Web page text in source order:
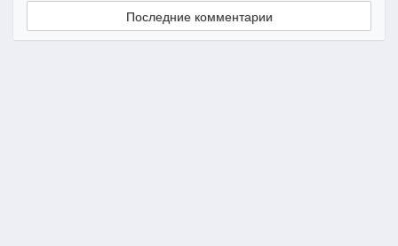
Последние комментарии